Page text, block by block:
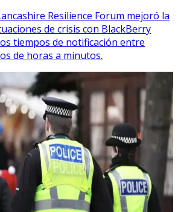
Resilience Forum mejoró la
de crisis con BlackBerry
tiempos de notificación entre
de horas a minutos.